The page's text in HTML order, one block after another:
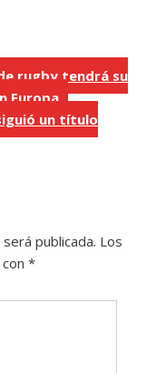
rugby tendrá su
Europa
un título
publicada. Los
*